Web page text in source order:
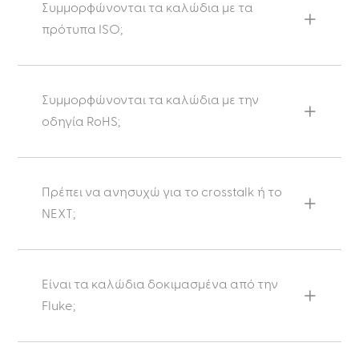
Συμμορφώνονται τα καλώδια με τα
πρότυπα ISO;
Συμμορφώνονται τα καλώδια με την
οδηγία RoHS;
Πρέπει να ανησυχώ για το crosstalk ή το
NEXT;
Είναι τα καλώδια δοκιμασμένα από την
Fluke;